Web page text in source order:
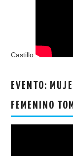
Castillo
EVENTO:
FEMENINO